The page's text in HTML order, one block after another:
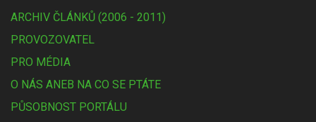
ARCHIV ČLÁNKŮ (2006 - 2011)
PROVOZOVATEL
PRO MÉDIA
O NÁS ANEB NA CO SE PTÁTE
PŮSOBNOST PORTÁLU